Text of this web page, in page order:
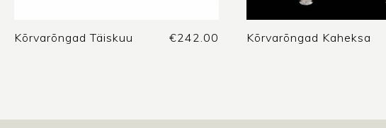
Kõrvarõngad Täiskuu €242.00 Kõrvarõngad Kaheksa